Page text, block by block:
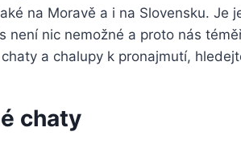
na Moravě a i na Slovensku.
není nic nemožné a proto nás
chaty a chalupy k pronajmutí,
chaty